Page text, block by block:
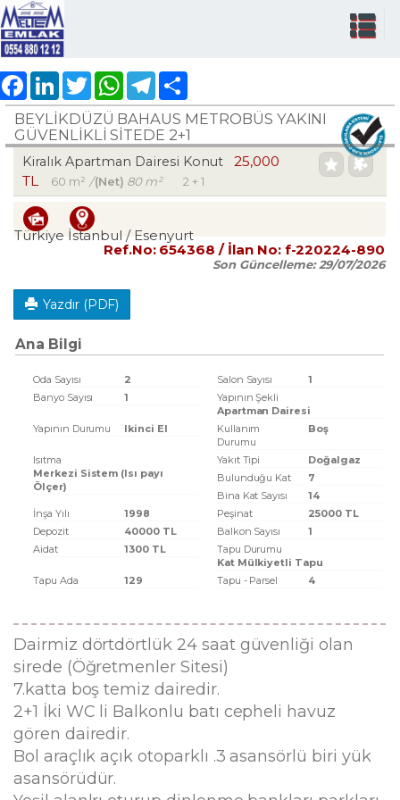
FacebookLinkedInTwitter WhatsAppTelegram
BEYLİKDÜZÜ BAHAUS METROBÜS YAKINI
GÜVENLİKLİ SİTEDE 2+1
Kiralık Apartman Dairesi Konut
25,000
TL
60 m² /(Net) 80 m² 2 + 1
Türkiye İstanbul / Esenyurt
Ref.No: 654368 / İlan No: f-220224-890
Son Güncelleme:29/07/2026
Yazdır (PDF)
Ana Bilgi
Oda Sayısı 2 Salon Sayısı
1
Banyo Sayısı
1
Yapının Şekli
Apartman Dairesi
Yapının Durumu
Ikinci El
Kullanım
Durumu
Boş
Isıtma
Merkezi Sistem (Isı payı
Ölçer)
Yakıt Tipi
Doğalgaz
Bulunduğu Kat
7
Bina Kat Sayısı
14
İnşa Yılı
1998 Peşinat
25000 TL
Depozit
40000 TL Balkon Sayısı
1
Aidat
1300 TL
Tapu Durumu
Kat Mülkiyetli Tapu
Tapu Ada
129 Tapu - Parsel 4
Dairmiz dörtdörtlük 24 saat güvenliği olan
sirede (Öğretmenler Sitesi)
7.katta boş temiz dairedir.
2+1 İki WC li Balkonlu batı cepheli havuz
gören dairedir.
Bol araçlık açık otoparklı .3 asansörlü biri yük
asansörüdür.